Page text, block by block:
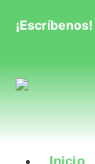
¡Escríbenos!